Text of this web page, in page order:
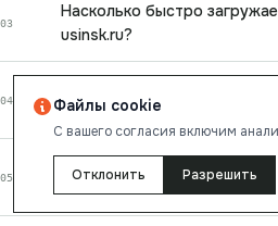
03
Насколько быстро
usinsk.ru?
04
поисковых систем?
05 Какие технологии
Файлы cookie
С вашего согласия включим
Отклонить Разрешить